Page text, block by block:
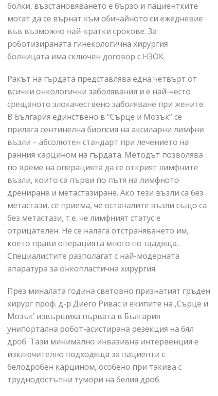
болки, възстановяването е бързо и пациентките
могат да се върнат към обичайното си ежедневие
във възможно най-кратки срокове. За
роботизираната гинекологична хирургия
болницата има сключен договор с НЗОК.
Ракът на гърдата представлява една четвърт от
всички онкологични заболявания и е най-често
срещаното злокачествено заболяване при жените.
В България единствено в “Сърце и Мозък” се
прилага сентинелна биопсия на аксиларни лимфни
възли – абсолютен стандарт при лечението на
ранния карцином на гърдата. Методът позволява
по време на операцията да се открият лимфните
възли, които са първи по пътя на лимфното
дрениране и метастазиране. Ако тези възли са без
метастази, се приема, че останалите възли също са
без метастази, т.е. че лимфният статус е
отрицателен. Не се налага отстраняването им,
което прави операцията много по-щадяща.
Специалистите разполагат с най-модерната
апаратура за онкопластична хирургия.
През миналата година световно признатият гръден
хирург проф. д-р Диего Ривас и екипите на ,Сърце и
Мозък’ извършиха първата в България
унипортална робот-асистирана резекция на бял
дроб. Тази минимално инвазивна интервенция е
изключително подходяща за пациенти с
белодробен карцином, особено при такива с
труднодостъпни тумори на белия дроб.